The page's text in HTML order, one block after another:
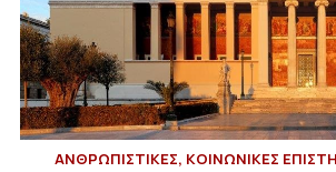
ΑΝΘΡΩΠΙΣΤΙΚΕΣ, ΚΟΙΝΩΝΙΚΕΣ